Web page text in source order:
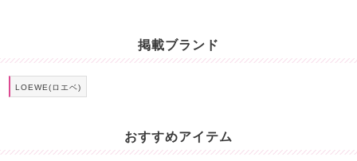
掲載ブランド
LOEWE(ロエベ)
おすすめアイテム